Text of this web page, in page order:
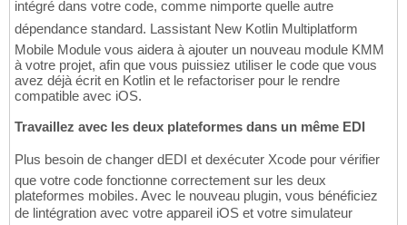
intégré dans votre code, comme nimporte quelle autre
dépendance standard. Lassistant New Kotlin Multiplatform
Mobile Module vous aidera à ajouter un nouveau module KMM
à votre projet, afin que vous puissiez utiliser le code que vous
avez déjà écrit en Kotlin et le refactoriser pour le rendre
compatible avec iOS.
Travaillez avec les deux plateformes dans un même EDI
Plus besoin de changer dEDI et dexécuter Xcode pour vérifier
que votre code fonctionne correctement sur les deux
plateformes mobiles. Avec le nouveau plugin, vous bénéficiez
de lintégration avec votre appareil iOS et votre simulateur